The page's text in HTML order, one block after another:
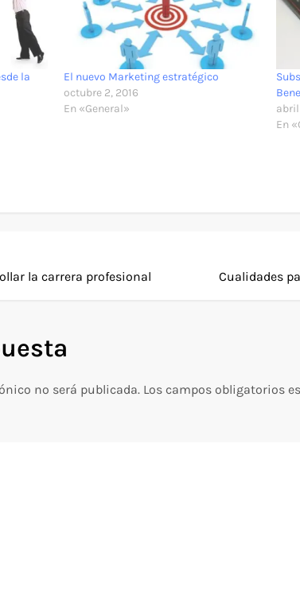
la
El nuevo Marketing estratégico
octubre 2, 2016
En «General»
abril
En
la carrera profesional
Cualidades
no será publicada. Los campos obligatorios